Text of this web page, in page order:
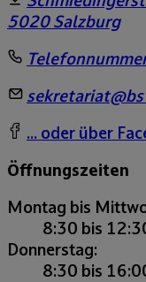
5020 Salzburg
... oder über
Öffnungszeiten
Montag bis
8:30 bis
Donnerstag:
8:30 bis